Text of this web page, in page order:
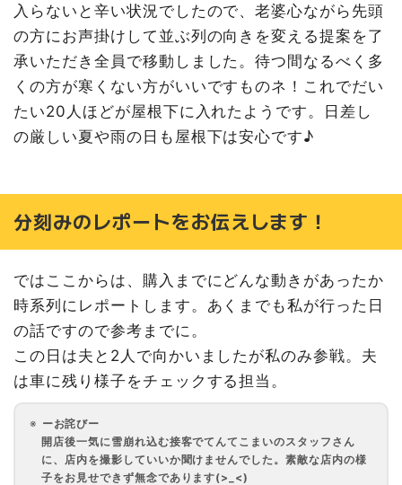
入らないと辛い状況でしたので、老婆心ながら先頭
の方にお声掛けして並ぶ列の向きを変える提案を了
承いただき全員で移動しました。待つ間なるべく多
くの方が寒くない方がいいですものネ！これでだい
たい20人ほどが屋根下に入れたようです。日差し
の厳しい夏や雨の日も屋根下は安心です♪
分刻みのレポートをお伝えします！
ではここからは、購入までにどんな動きがあったか
時系列にレポートします。あくまでも私が行った日
の話ですので参考までに。
この日は夫と2人で向かいましたが私のみ参戦。夫
は車に残り様子をチェックする担当。
ーお詫びー
開店後一気に雪崩れ込む接客でてんてこまいのスタッフさん
に、店内を撮影していいか聞けませんでした。素敵な店内の様
子をお見せできず無念であります(>_<)